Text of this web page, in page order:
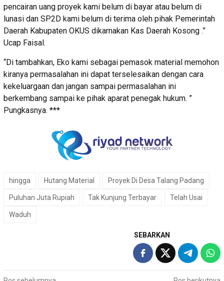
pencairan uang proyek kami belum di bayar atau belum di
lunasi dan SP2D kami belum di terima oleh pihak Pemerintah
Daerah Kabupaten OKUS dikarnakan Kas Daerah Kosong .”
Ucap Faisal.
“Di tambahkan, Eko kami sebagai pemasok material memohon
kiranya permasalahan ini dapat terselesaikan dengan cara
kekeluargaan dan jangan sampai permasalahan ini
berkembang sampai ke pihak aparat penegak hukum. ”
Pungkasnya. ***
hingga Hutang Material Proyek Di Desa Talang Padang
Puluhan Juta Rupiah Tak Kunjung Terbayar Telah Usai
Waduh
SEBARKAN